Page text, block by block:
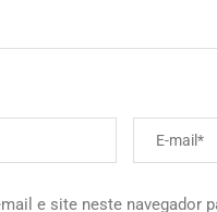
e site neste navegador